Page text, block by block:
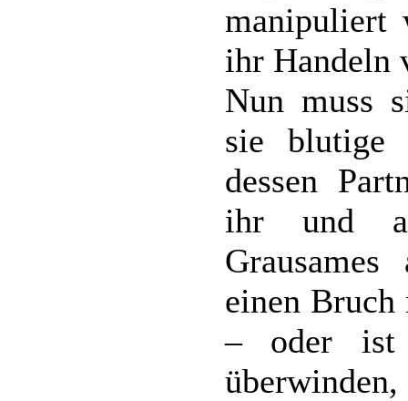
manipuliert
ihr Handeln
Nun muss
sie blutige
dessen
ihr und
einen Bruch
– oder ist